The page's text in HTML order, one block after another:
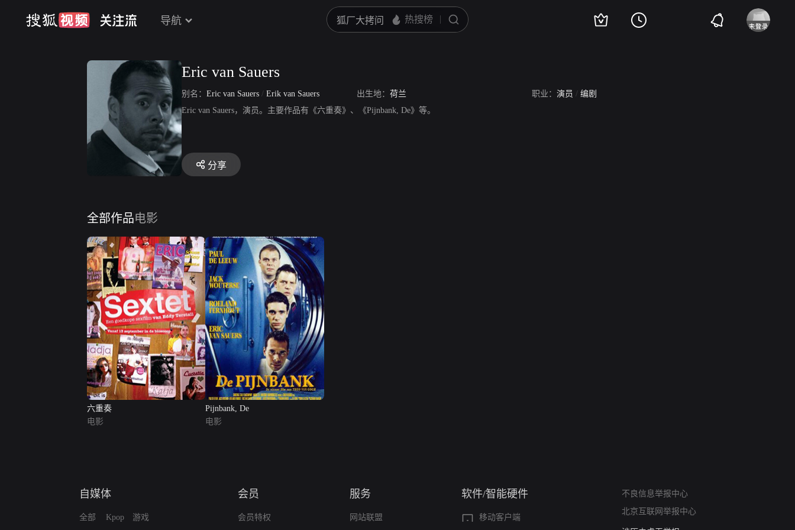
导航
Eric van Sauers
别名： Eric van Sauers / Erik van Sauers 出生地： 荷兰 职业： 演员 / 编剧
Eric van Sauers，演员。主要作品有《六重奏》、《Pijnbank, De》等。
分享
全部作品电影
六重奏
电影
Pijnbank, De
电影
自媒体
全部 Kpop 游戏
会员
会员特权
服务
网站联盟
软件/智能硬件
移动客户端
不良信息举报中心
北京互联网举报中心
亚运会举报专区